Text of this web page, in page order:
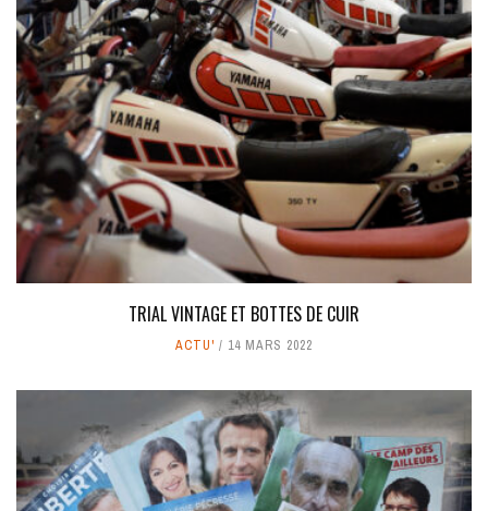
TRIAL VINTAGE ET BOTTES DE CUIR
ACTU' 14 MARS 2022